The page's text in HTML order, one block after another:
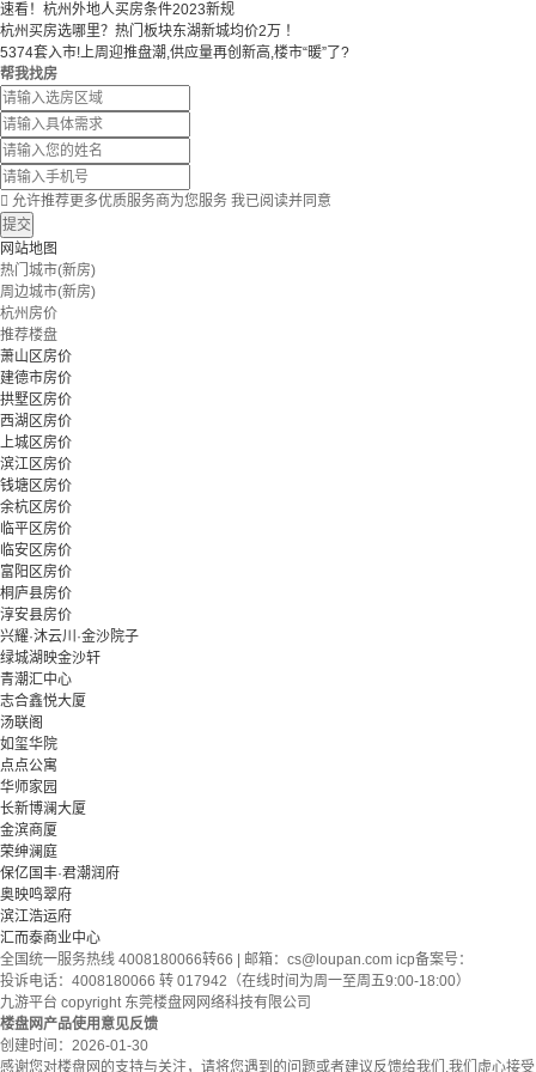
速看！杭州外地人买房条件2023新规
杭州买房选哪里？热门板块东湖新城均价2万 ！
5374套入市!上周迎推盘潮,供应量再创新高,楼市“暖”了?
帮我找房
 允许推荐更多优质服务商为您服务 我已阅读并同意
提交
网站地图
热门城市(新房)
周边城市(新房)
杭州房价
推荐楼盘
萧山区房价
建德市房价
拱墅区房价
西湖区房价
上城区房价
滨江区房价
钱塘区房价
余杭区房价
临平区房价
临安区房价
富阳区房价
桐庐县房价
淳安县房价
兴耀·沐云川·金沙院子
绿城湖映金沙轩
青潮汇中心
志合鑫悦大厦
汤联阁
如玺华院
点点公寓
华师家园
长新博澜大厦
金滨商厦
荣绅澜庭
保亿国丰·君潮润府
奥映鸣翠府
滨江浩运府
汇而泰商业中心
全国统一服务热线 4008180066转66 | 邮箱： cs@loupan.com icp备案号：
投诉电话：4008180066 转 017942（在线时间为周一至周五9:00-18:00）
九游平台 copyright 东莞楼盘网网络科技有限公司
楼盘网产品使用意见反馈
创建时间： 2026-01-30
感谢您对楼盘网的支持与关注，请将您遇到的问题或者建议反馈给我们,我们虚心接受